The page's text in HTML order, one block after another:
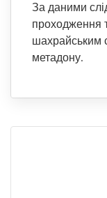
За даними
проходження
шахрайським
метадону.